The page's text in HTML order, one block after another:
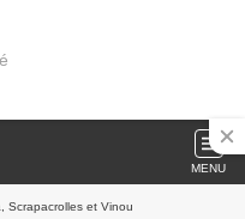
MENU
Scrapacrolles et Vinou